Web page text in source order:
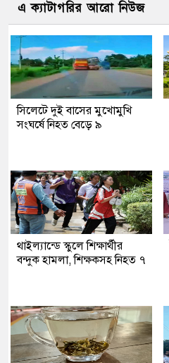
এ ক্যাটাগরির আরো নিউজ
সিলেটে দুই বাসের মুখোমুখি
সংঘর্ষে নিহত বেড়ে ৯
থাইল্যান্ডে স্কুলে শিক্ষার্থীর
বন্দুক হামলা, শিক্ষকসহ নিহত ৭